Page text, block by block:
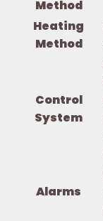
Method
Heating
Method
Control
System
Alarms